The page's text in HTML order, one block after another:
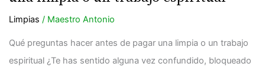
Limpias / Maestro Antonio
Qué preguntas hacer antes de pagar una limpia o un trabajo
espiritual ¿Te has sentido alguna vez confundido, bloqueado
de
pagar